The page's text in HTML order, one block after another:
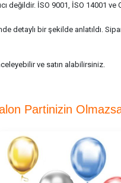
değildir. İSO 9001, İSO 14001
detaylı bir şekilde anlatıldı.
ve satın alabilirsiniz.
Partinizin